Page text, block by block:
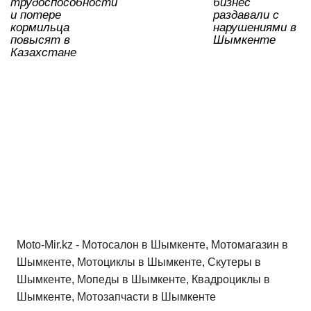
и потере
кормильца
повысят в
Казахстане
раздавали с
нарушениями в
Шымкенте
Moto-Mir.kz - Мотосалон в Шымкенте, Мотомагазин в
Шымкенте, Мотоциклы в Шымкенте, Скутеры в
Шымкенте, Мопеды в Шымкенте, Квадроциклы в
Шымкенте, Мотозапчасти в Шымкенте